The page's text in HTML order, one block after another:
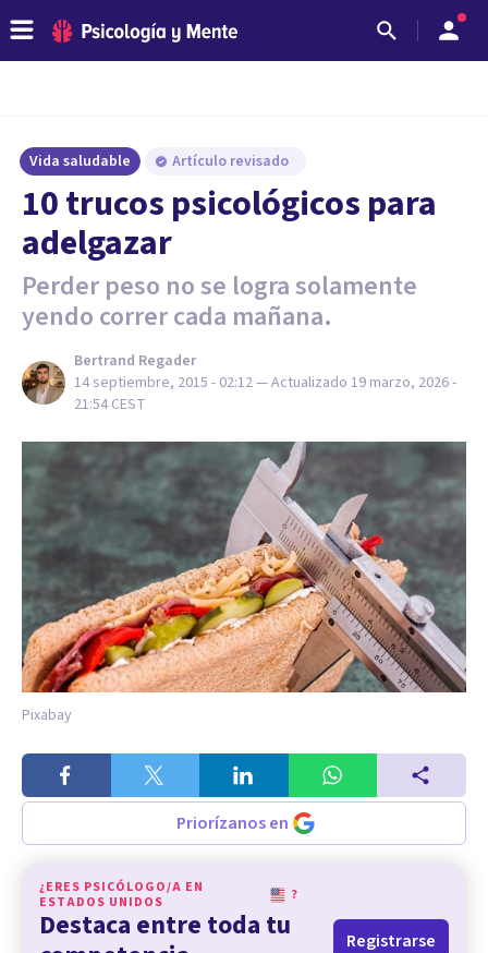
Vida saludable Artículo revisado
10 trucos psicológicos para
adelgazar
Perder peso no se logra solamente
yendo correr cada mañana.
Bertrand Regader
14 septiembre, 2015 - 02:12— Actualizado 19 marzo, 2026 -
21:54 CEST
Pixabay
Priorízanos en
¿ERES PSICÓLOGO/A EN
ESTADOS UNIDOS
?
Destaca entre toda tu
Registrarse